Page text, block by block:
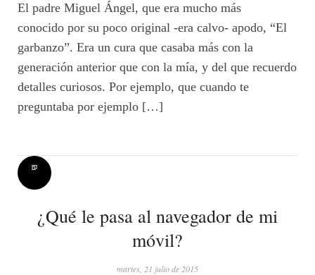
El padre Miguel Ángel, que era mucho más
conocido por su poco original -era calvo- apodo, “El
garbanzo”. Era un cura que casaba más con la
generación anterior que con la mía, y del que recuerdo
detalles curiosos. Por ejemplo, que cuando te
preguntaba por ejemplo […]
¿Qué le pasa al navegador de mi
móvil?
martes, 21 julio de 2015